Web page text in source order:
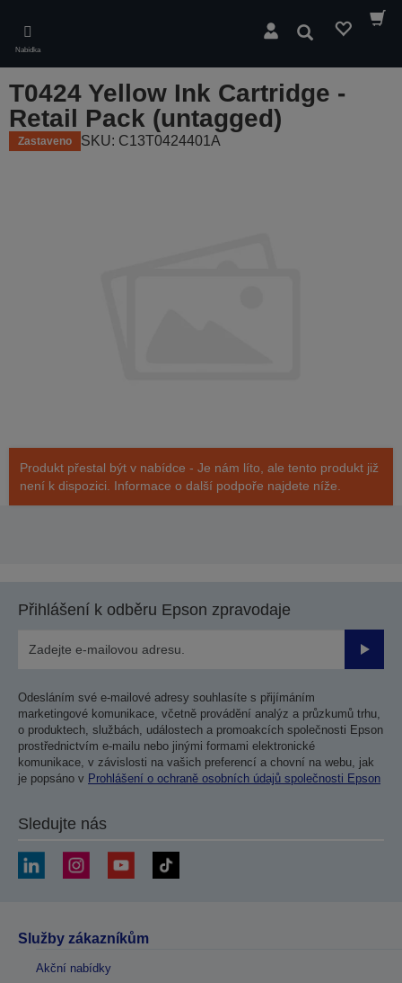
main
content
Nabídka
Hledat
T0424 Yellow Ink Cartridge -
Retail Pack (untagged)
Zastaveno SKU: C13T0424401A
Produkt přestal být v nabídce - Je nám líto, ale tento produkt již
není k dispozici. Informace o další podpoře najdete níže.
Přihlášení k odběru Epson zpravodaje
Odesláním své e-mailové adresy souhlasíte s přijímáním
marketingové komunikace, včetně provádění analýz a průzkumů trhu,
o produktech, službách, událostech a promoakcích společnosti Epson
prostřednictvím e-mailu nebo jinými formami elektronické
komunikace, v závislosti na vašich preferencí a chovní na webu, jak
je popsáno v Prohlášení o ochraně osobních údajů společnosti Epson
Sledujte nás
Služby zákazníkům
Akční nabídky